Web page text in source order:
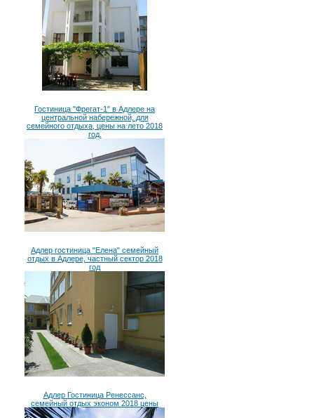
Гостиница "Фрегат-1" в Адлере на
центральной набережной, для
семейного отдыха, цены на лето 2018
год.
Адлер гостиница "Елена" семейный
отдых в Адлере, частный сектор 2018
год
Адлер Гостиница Ренессанс,
семейный отдых эконом 2018 цены